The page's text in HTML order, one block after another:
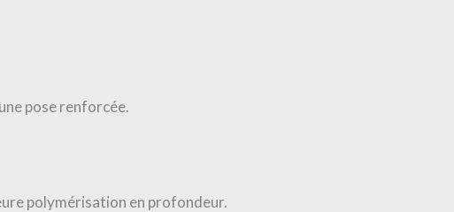
pose renforcée.
polymérisation en profondeur.